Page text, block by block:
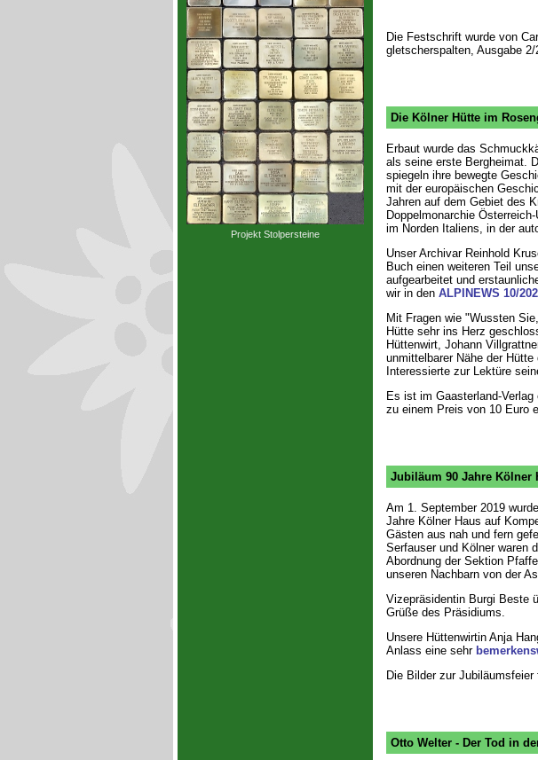
Projekt Stolpersteine
Die Festschrift wurde von
gletscherspalten, Ausgabe
Die Kölner Hütte im
Erbaut wurde das
als seine erste Bergheimat.
spiegeln ihre bewegte
mit der europäischen
Jahren auf dem Gebiet des
Doppelmonarchie
im Norden Italiens, in der
Unser Archivar Reinhold
Buch einen weiteren Teil
aufgearbeitet und
wir in den ALPINEWS 10/
Mit Fragen wie "Wussten
Hütte sehr ins Herz
Hüttenwirt, Johann
unmittelbarer Nähe der
Interessierte zur Lektüre
Es ist im Gaasterland-
zu einem Preis von 10 Euro
Jubiläum 90 Jahre Kölner
Am 1. September 2019
Jahre Kölner Haus auf
Gästen aus nah und fern
Serfauser und Kölner waren
Abordnung der Sektion
unseren Nachbarn von der
Vizepräsidentin Burgi Beste
Grüße des Präsidiums.
Unsere Hüttenwirtin Anja
Anlass eine sehr
Die Bilder zur
Otto Welter - Der Tod in